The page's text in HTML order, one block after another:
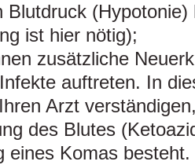
Blutdruck
ist hier nötig);
zusätzliche
auftreten. In
Arzt
des Blutes
eines Komas besteht.